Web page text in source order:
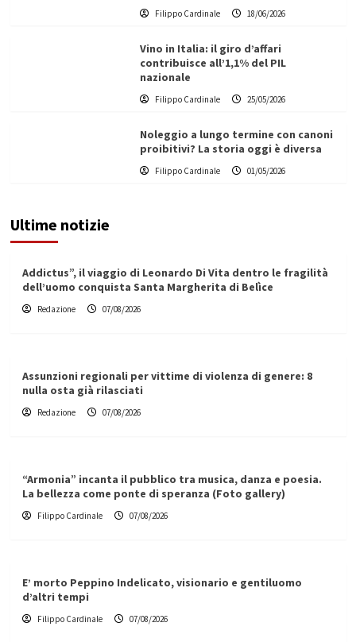
Filippo Cardinale 18/06/2026
Vino in Italia: il giro d’affari
contribuisce all’1,1% del PIL
nazionale
Filippo Cardinale 25/05/2026
Noleggio a lungo termine con canoni
proibitivi? La storia oggi è diversa
Filippo Cardinale 01/05/2026
Ultime notizie
Addictus”, il viaggio di Leonardo Di Vita dentro le fragilità
dell’uomo conquista Santa Margherita di Belìce
Redazione 07/08/2026
Assunzioni regionali per vittime di violenza di genere: 8
nulla osta già rilasciati
Redazione 07/08/2026
“Armonia” incanta il pubblico tra musica, danza e poesia.
La bellezza come ponte di speranza (Foto gallery)
Filippo Cardinale 07/08/2026
E’ morto Peppino Indelicato, visionario e gentiluomo
d’altri tempi
Filippo Cardinale 07/08/2026